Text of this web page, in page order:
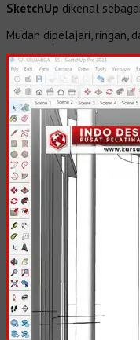
SketchUp dikenal
Mudah dipelajari, ringan,